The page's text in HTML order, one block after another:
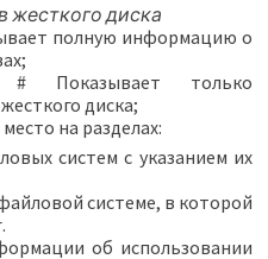
жесткого диска
полную информацию о
Показывает только
диска;
на разделах:
систем с указанием их
системе, в которой
об использовании